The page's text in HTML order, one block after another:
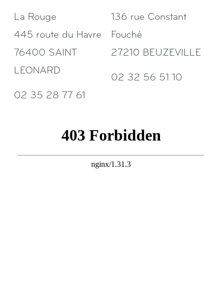
La Rouge
445 route du Havre
76400 SAINT
LEONARD
02 35 28 77 61
136 rue Constant
Fouché
27210 BEUZEVILLE
02 32 56 51 10